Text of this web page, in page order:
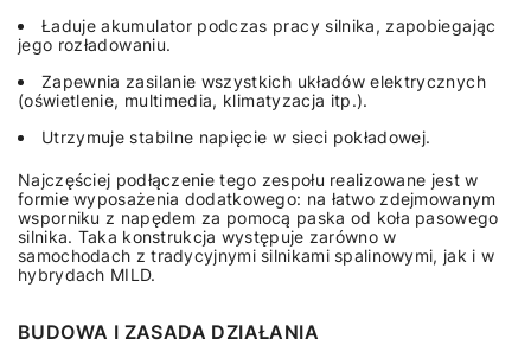
Ładuje akumulator podczas pracy silnika, zapobiegając
jego rozładowaniu.
Zapewnia zasilanie wszystkich układów elektrycznych
(oświetlenie, multimedia, klimatyzacja itp.).
Utrzymuje stabilne napięcie w sieci pokładowej.
Najczęściej podłączenie tego zespołu realizowane jest w
formie wyposażenia dodatkowego: na łatwo zdejmowanym
wsporniku z napędem za pomocą paska od koła pasowego
silnika. Taka konstrukcja występuje zarówno w
samochodach z tradycyjnymi silnikami spalinowymi, jak i w
hybrydach MILD.
BUDOWA I ZASADA DZIAŁANIA